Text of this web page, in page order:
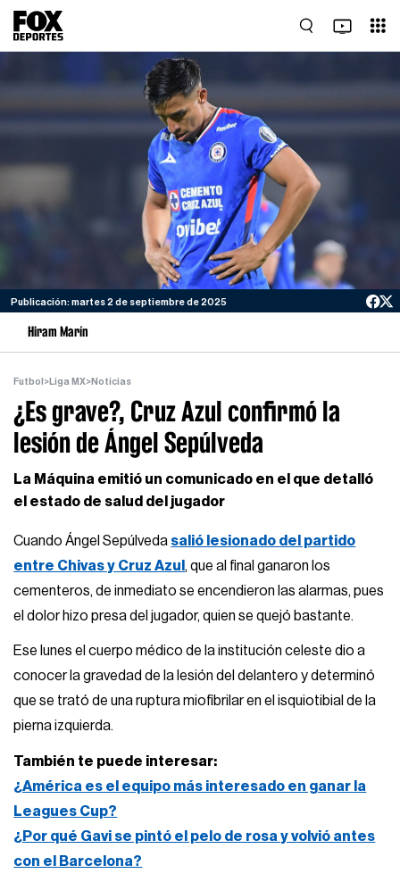
Publicación: martes 2 de septiembre de 2025
Hiram Marín
Futbol >Liga MX>Noticias
¿Es grave?, Cruz Azul confirmó la
lesión de Ángel Sepúlveda
La Máquina emitió un comunicado en el que detalló
el estado de salud del jugador
Cuando Ángel Sepúlveda salió lesionado del partido
entre Chivas y Cruz Azul , que al final ganaron los
cementeros, de inmediato se encendieron las alarmas, pues
el dolor hizo presa del jugador, quien se quejó bastante.
Ese lunes el cuerpo médico de la institución celeste dio a
conocer la gravedad de la lesión del delantero y determinó
que se trató de una ruptura miofibrilar en el isquiotibial de la
pierna izquierda.
También te puede interesar:
¿América es el equipo más interesado en ganar la
Leagues Cup?
¿Por qué Gavi se pintó el pelo de rosa y volvió antes
con el Barcelona?